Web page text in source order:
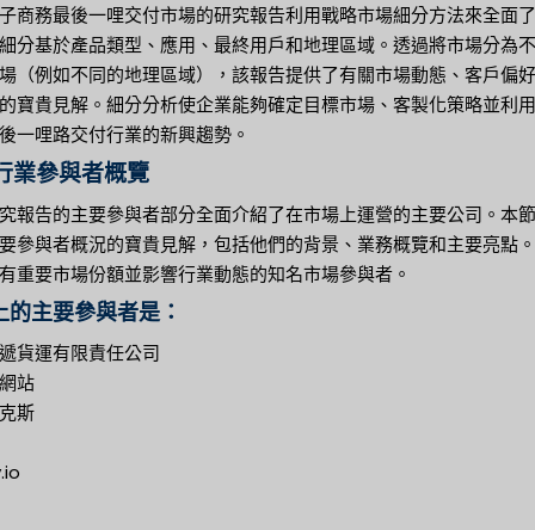
商務最後一哩交付市場的研究報告利用戰略市場細分方法來全面
分基於產品類型、應用、最終用戶和地理區域。透過將市場分為
（例如不同的地理區域），該報告提供了有關市場動態、客戶偏
寶貴見解。細分分析使企業能夠確定目標市場、客製化策略並利
一哩路交付行業的新興趨勢。
業參與者概覽
報告的主要參與者部分全面介紹了在市場上運營的主要公司。本
參與者概況的寶貴見解，包括他們的背景、業務概覽和主要亮點
重要市場份額並影響行業動態的知名市場參與者。
的主要參與者是：
貨運有限責任公司
站
斯